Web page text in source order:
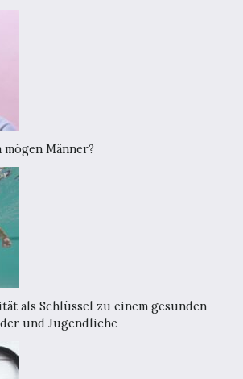
Männer?
als Schlüssel zu einem gesunden
und Jugendliche